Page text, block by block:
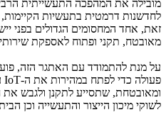
מובילה את המהפכה התעשייתית
לחדשנות דרמטית בתעשיות
זאת, אחד המחסומים הגדולים בפני
מאובטח, תקני ופתוח לאספקת שירותי
על מנת להתמודד עם האתגר הזה,
פעולה כדי לפתח במהירות את ה-IoT
ומאובטחת, שתסייע לתקנן ולגבש את
לשוקי מיכון הייצור והתעשייה וכן